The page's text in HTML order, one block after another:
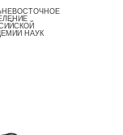
НАУК